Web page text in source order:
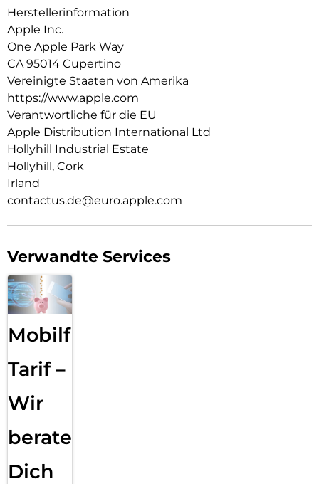
sperren, dich bei Apps anmelden und bezahlen − mit nur
ctiontaste. Die Abkürzung zu deinem Lieblings­feature. Wenn
du die Actiontaste lange drückst, kannst du alles Mögliche
machen – aktiviere den Stummmodus, Über­setzung, visuelle
Intelligenz und mehr.
Farben. Das iPhone 17e kommt in drei tollen Farben. Wähle
zwi­schen zeitlosem Schwarz, Weiß oder dem neuen zarten
Hellrosa.
Herstellerinformation
Apple Inc.
One Apple Park Way
CA 95014 Cupertino
Vereinigte Staaten von Amerika
https://www.apple.com
Verantwortliche für die EU
Apple Distribution International Ltd
Hollyhill Industrial Estate
Hollyhill, Cork
Irland
contactus.de@euro.apple.com
Verwandte Services
Mobilfunk
Tarif –
Wir
beraten
Dich